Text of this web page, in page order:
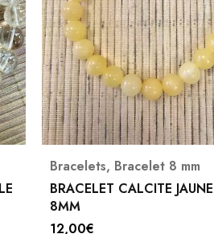
Bracelet 8 mm,Hématite
BRACELET HEMATITE 8MM